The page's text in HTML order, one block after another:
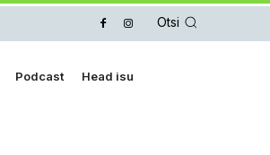
Otsi
Podcast Head isu